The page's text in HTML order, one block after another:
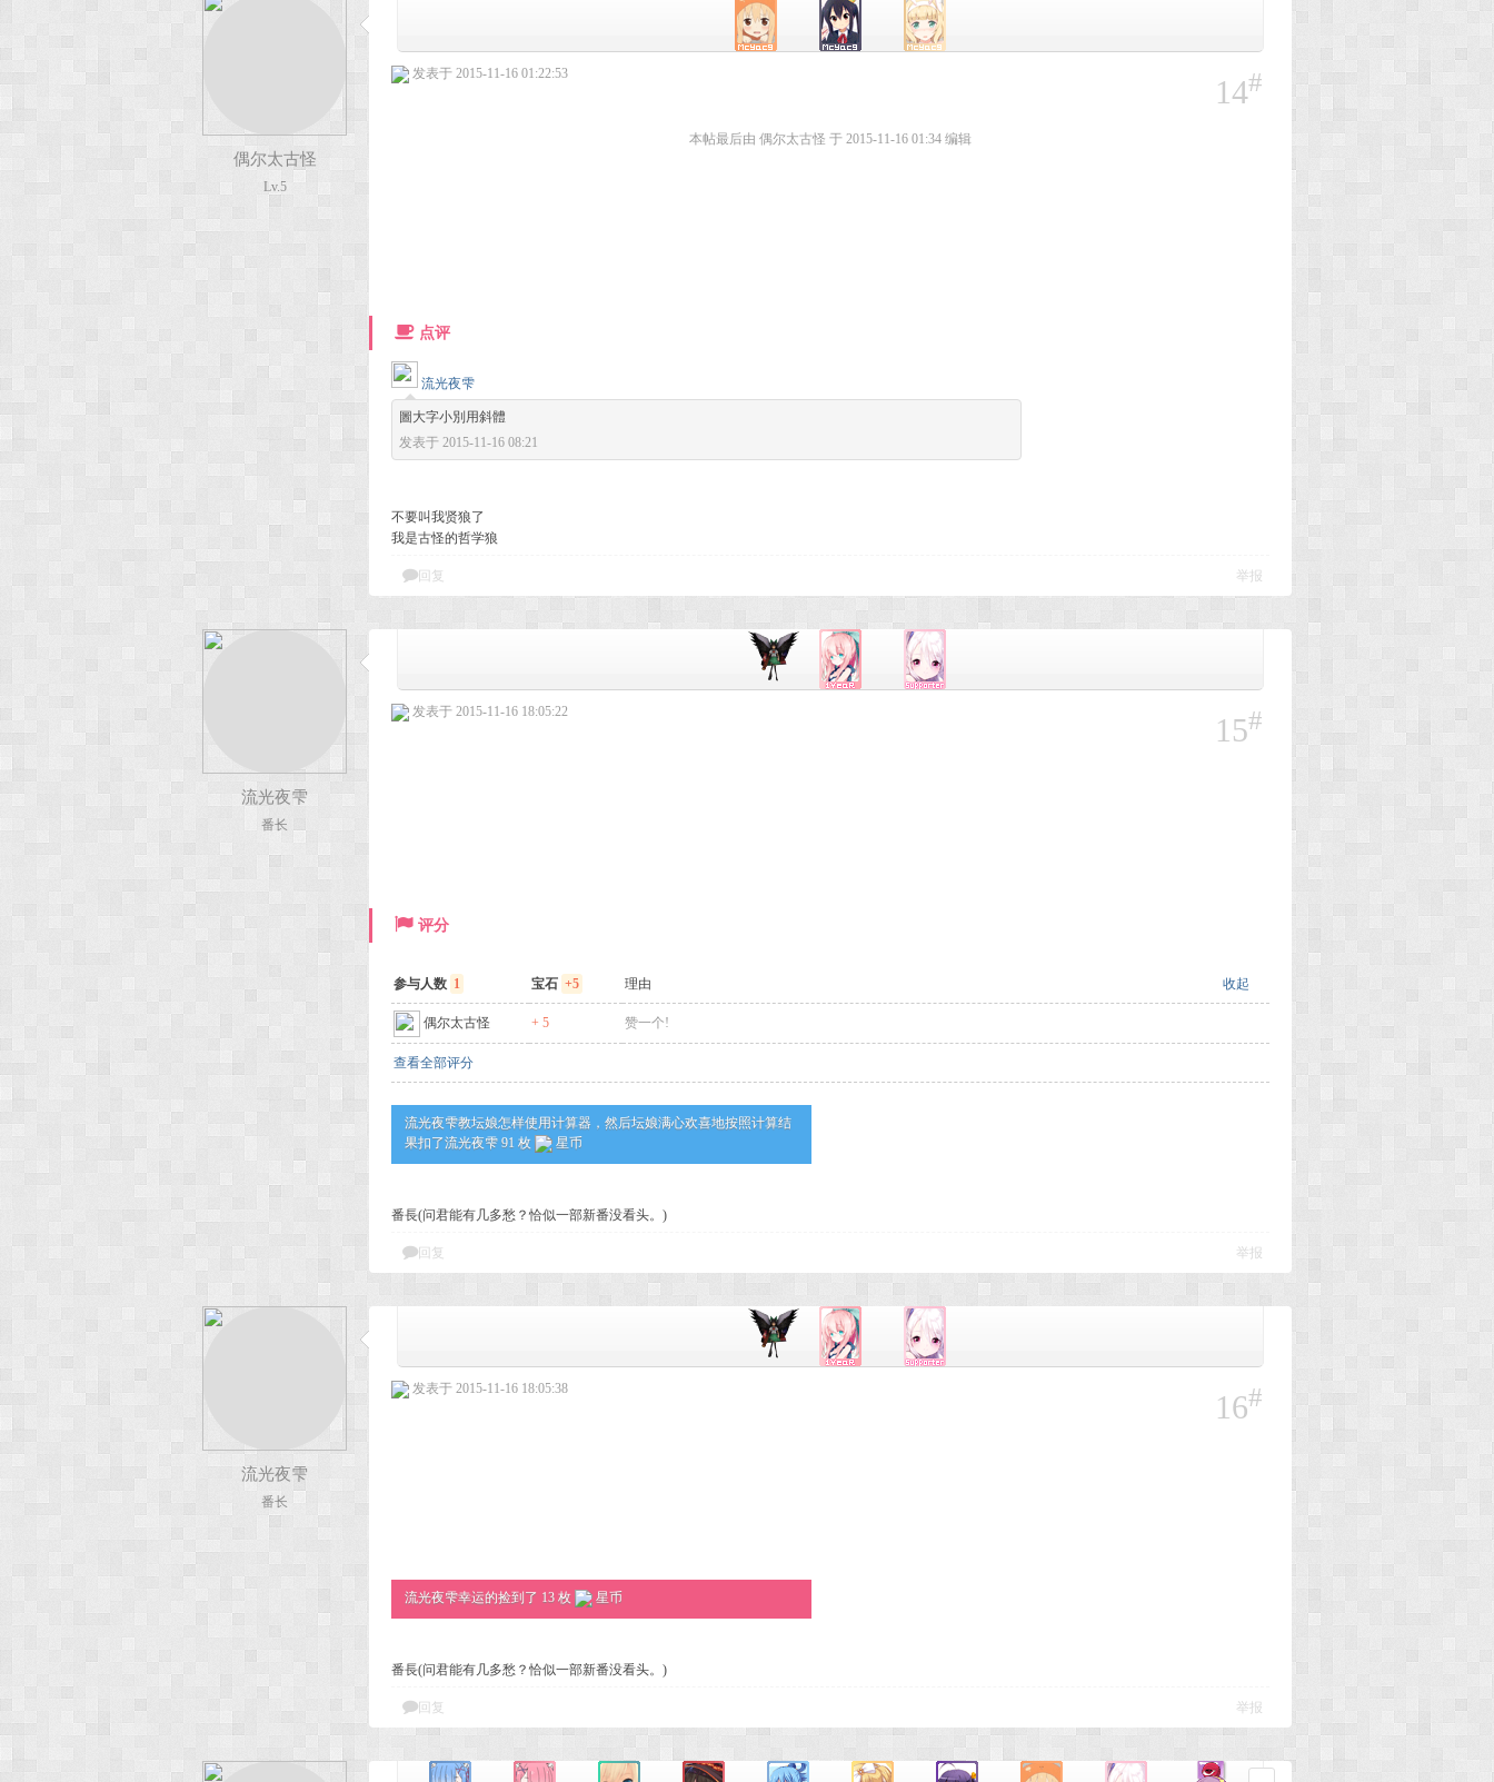
偶尔太古怪
Lv.5
14#
发表于 2015-11-16 01:22:53
本帖最后由 偶尔太古怪 于 2015-11-16 01:34 编辑
点评
流光夜雫
圖大字小別用斜體
发表于 2015-11-16 08:21
不要叫我贤狼了
我是古怪的哲学狼
回复 举报
流光夜雫
番长
15#
发表于 2015-11-16 18:05:22
评分
参与人数 1 宝石 +5 收起
理由
偶尔太古怪 + 5 赞一个!
查看全部评分
流光夜雫教坛娘怎样使用计算器，然后坛娘满心欢喜地按照计算结
果扣了流光夜雫 91 枚
星币
番長(问君能有几多愁？恰似一部新番没看头。)
回复 举报
流光夜雫
番长
16#
发表于 2015-11-16 18:05:38
流光夜雫幸运的捡到了 13 枚 星币
番長(问君能有几多愁？恰似一部新番没看头。)
回复 举报